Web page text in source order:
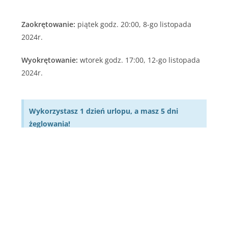
Zaokrętowanie: piątek godz. 20:00, 8-go listopada
2024r.
Wyokrętowanie:wtorek godz. 17:00, 12-go listopada
2024r.
Wykorzystasz 1 dzień urlopu, a masz 5 dni
żeglowania!